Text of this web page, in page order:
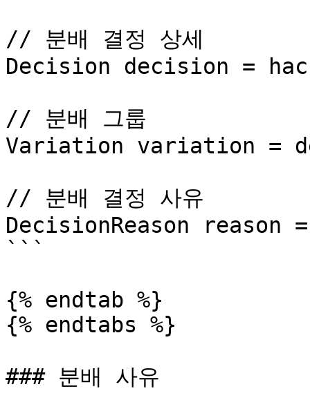
// 분배 결정 상세
Decision decision =
// 분배 그룹
Variation variation =
// 분배 결정 사유
DecisionReason
```
{% endtab %}
{% endtabs %}
### 분배 사유